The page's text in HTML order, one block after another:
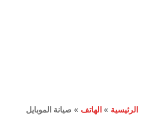
الرئيسية » الهاتف » صيانة الموبايل